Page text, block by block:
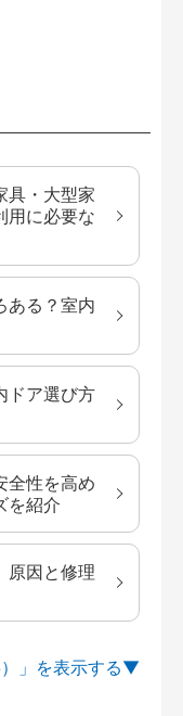
具・大型家
用に必要な
ある？室内
ドア選び方
全性を高め
を紹介
原因と修理
」を